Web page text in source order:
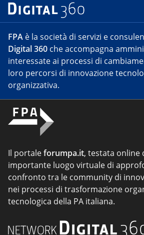
FPA è la società di servizi e
Digital 360 che accompagna
interessate ai processi di
loro percorsi di innovazione
organizzativa.
Il portaleforumpa.it, testata online
importante luogo virtuale di
confronto tra le community di
nei processi di trasformazione
tecnologica della PA italiana.